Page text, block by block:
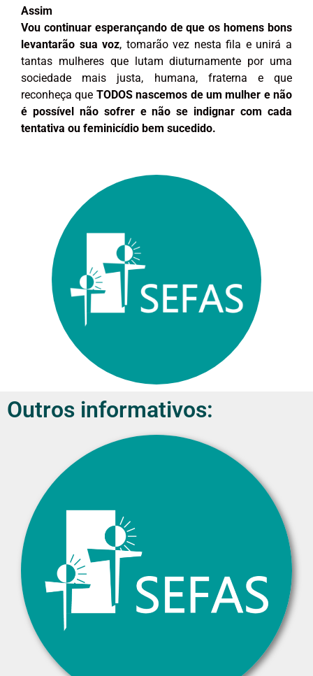
Assim
Vou continuar esperançando de que os homens bons
levantarão sua voz, tomarão vez nesta fila e unirá a
tantas mulheres que lutam diuturnamente por uma
sociedade mais justa, humana, fraterna e que
reconheça que TODOS nascemos de um mulher e não
é possível não sofrer e não se indignar com cada
tentativa ou feminicídio bem sucedido.
Outros informativos: